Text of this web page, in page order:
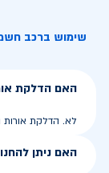
שימוש ברכב
האם הדלקת
לא. הדלקת אורות
האם ניתן